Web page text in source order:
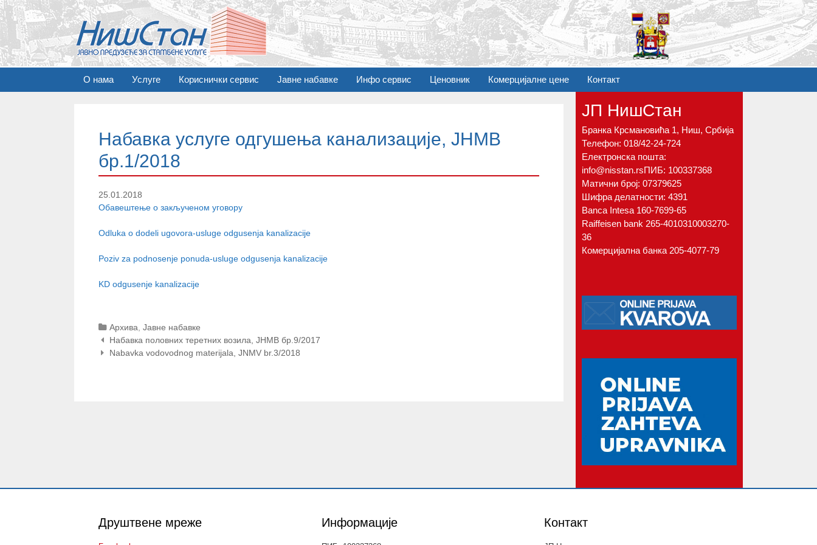
О нама Услуге Кориснички сервис Јавне набавке Инфо сервис Ценовник Комерцијалне цене Контакт
Набавка услуге одгушења канализације, ЈНМВ
бр.1/2018
25.01.2018
Обавештење о закљученом уговору
Odluka o dodeli ugovora-usluge odgusenja kanalizacije
Poziv za podnosenje ponuda-usluge odgusenja kanalizacije
KD odgusenje kanalizacije
Categories
Архива Јавне набавке
Post
navigation
Набавка половних теретних возила, ЈНМВ бр.9/2017
Nabavka vodovodnog materijala, JNMV br.3/2018
ЈП НишСтан
Бранка Крсмановића 1, Ниш, Србија
Телефон: 018/42-24-724
Електронска пошта:
info@nisstan.rsПИБ: 100337368
Матични број: 07379625
Шифра делатности: 4391
Banca Intesa 160-7699-65
Raiffeisen bank 265-4010310003270-
36
Комерцијална банка 205-4077-79
Друштвене мреже Информације Контакт